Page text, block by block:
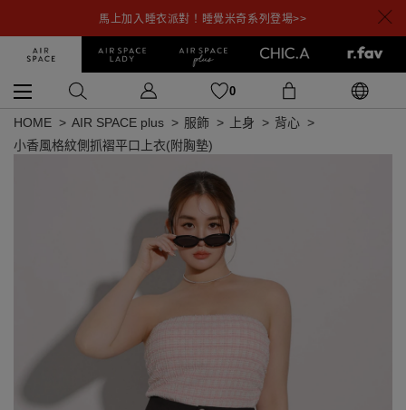
馬上加入睡衣派對！睡覺米奇系列登場>>
0
HOME AIR SPACE plus 服飾 上身
背心
小香風格紋側抓褶平口上衣(附胸墊)